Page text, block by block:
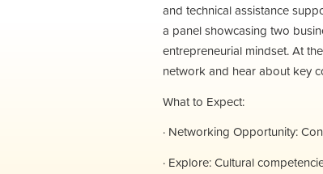
and technical assistance
a panel showcasing two
entrepreneurial mindset. At
network and hear about key
What to Expect:
· Networking Opportunity:
· Explore: Cultural